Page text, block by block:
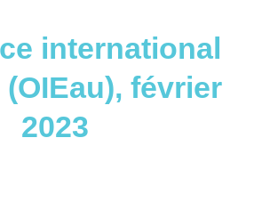
international
(OIEau), février
2023